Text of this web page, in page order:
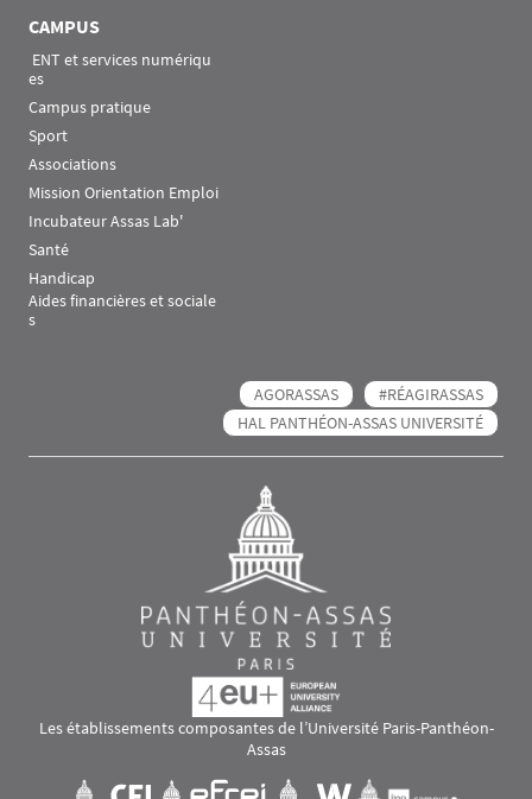
CAMPUS
es
Campus pratique
Sport
Associations
Mission Orientation Emploi
Incubateur Assas Lab'
Santé
Handicap
Aides financières et sociale
s
AGORASSAS
#RÉAGIRASSAS
HAL PANTHÉON-ASSAS UNIVERSITÉ
Les établissements composantes de l’Université Paris-Panthéon-
Assas
Visuel svgVisuel svg Visuel svgVisuel svg